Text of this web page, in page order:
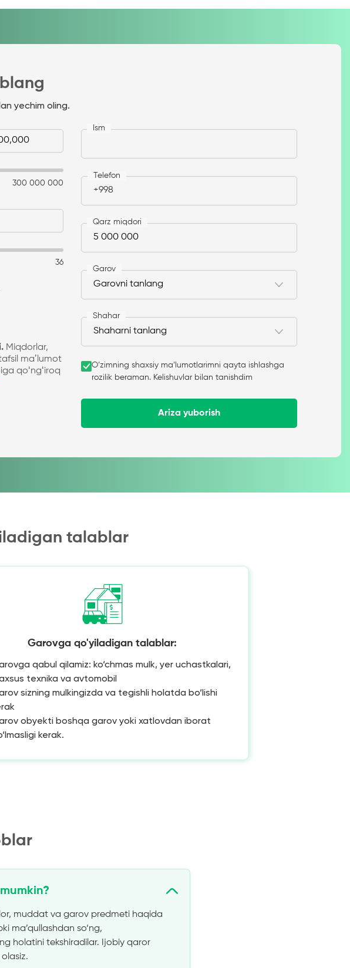
yechim oling.
300 000 000
36
Miqdorlar,
maʼlumot
qoʻngʻiroq
Ism
Telefon
+998
Qarz miqdori
Garov
Shahar
O‘zimning shaxsiy ma’lumotlarimni qayta ishlashga
rozilik beraman. Kelishuvlar bilan tanishdim
Ariza yuborish
talablar
Garovga qo'yiladigan talablar:
qabul qilamiz: ko‘chmas mulk, yer uchastkalari,
texnika va avtomobil
sizning mulkingizda va tegishli holatda bo‘lishi
obyekti boshqa garov yoki xatlovdan iborat
kerak.
muddat va garov predmeti haqida
ma’qullashdan so‘ng,
holatini tekshiradilar. Ijobiy qaror